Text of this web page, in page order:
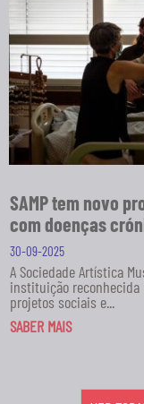
SAMP tem novo
com doenças
30-09-2025
A Sociedade Artística
instituição reconhecida
projetos sociais e...
SABER MAIS